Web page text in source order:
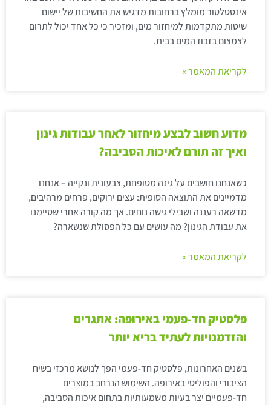
אינסטלטור מומלץ ברחובות מדגיש את החשיבות של יישום
שיטות מתקדמות למיחזור מים, ומזכיר כי כל אחד יכול לתרום
לצמצום בזבוז המים בבית.
לקריאת המאמר »
מדוע חשוב לבצע מיחזור לאחר עבודות גינון
ואיך זה תורם לאיכות הסביבה?
כשאנחנו חושבים על גינה מטופחת, צבעונית ונקייה – אנחנו
מדמיינים את התוצאה הסופית: עצים ירוקים, פרחים מרהיבים,
מדשאה רעננה ושבילי גישה נוחים. אך מה קורה אחרי שסיימנו
את עבודת הגינון? מה עושים עם כל הפסולת שנשארה?
לקריאת המאמר »
פלסטיק חד-פעמי באירופה: אתגרים
והזדמנויות לעתיד בריא יותר
בשנים האחרונות, פלסטיק חד-פעמי הפך לנושא מרכזי בשיח
הציבורי והפוליטי באירופה. השימוש הנרחב במוצרים
חד-פעמיים יצר בעיות משמעותיות בתחום איכות הסביבה,